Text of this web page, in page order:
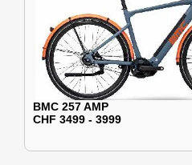
BMC 257 AMP
CHF 3499 - 3999